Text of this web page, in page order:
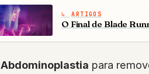
ARTIGOS
O Final de Blade
Abdominoplastia para